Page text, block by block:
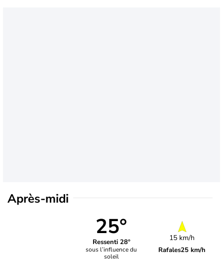
Après-midi
25°
Ressenti 28°
sous l’influence du
soleil
15 km/h
Rafales25 km/h